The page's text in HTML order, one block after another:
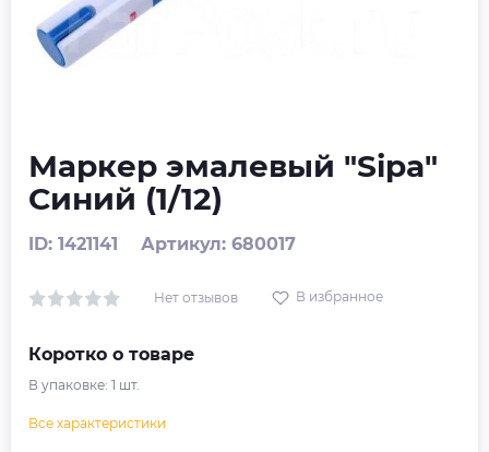
Маркер эмалевый "Sipa"
Синий (1/12)
ID: 1421141 Артикул: 680017
Нет отзывов В избранное
Коротко о товаре
В упаковке: 1 шт.
Все характеристики